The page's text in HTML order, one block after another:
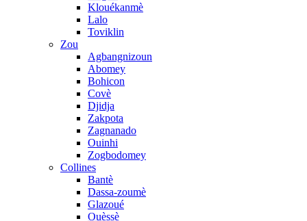
Klouékanmè
Lalo
Toviklin
Zou
Agbangnizoun
Abomey
Bohicon
Covè
Djidja
Zakpota
Zagnanado
Ouinhi
Zogbodomey
Collines
Bantè
Dassa-zoumè
Glazoué
Ouèssè